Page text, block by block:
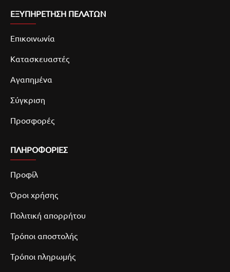
ΕΞΥΠΗΡΕΤΗΣΗ ΠΕΛΑΤΩΝ
Επικοινωνία
Κατασκευαστές
Αγαπημένα
Σύγκριση
Προσφορές
ΠΛΗΡΟΦΟΡΙΕΣ
Προφίλ
Όροι χρήσης
Πολιτική απορρήτου
Τρόποι αποστολής
Τρόποι πληρωμής